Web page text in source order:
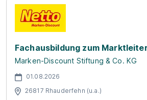
Fachausbildung zum
Marken-Discount Stiftung & Co. KG
01.08.2026
26817 Rhauderfehn (u.a.)